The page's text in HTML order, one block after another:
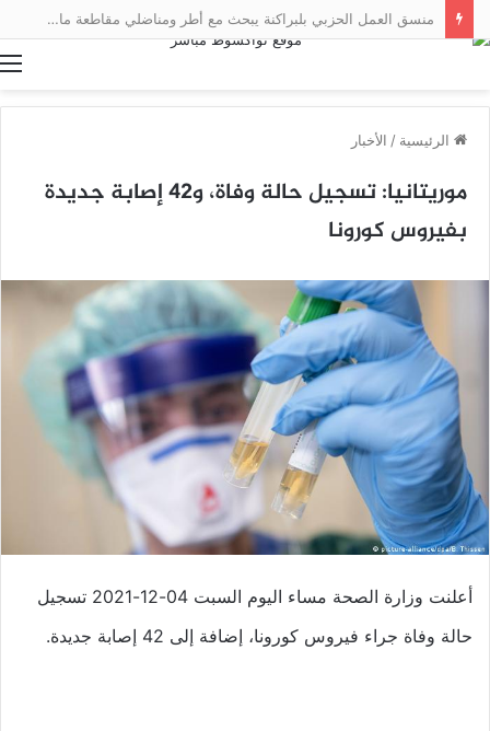
منسق العمل الحزبي بلبراكنة يبحث مع أطر ومناضلي مقاطعة مال سبل تعزيز العمل التنظيمي
الرئيسية / الأخبار
موريتانيا: تسجيل حالة وفاة، و42 إصابة جديدة
بفيروس كورونا
أعلنت وزارة الصحة مساء اليوم السبت 04-12-2021 تسجيل
حالة وفاة جراء فيروس كورونا، إضافة إلى 42 إصابة جديدة.